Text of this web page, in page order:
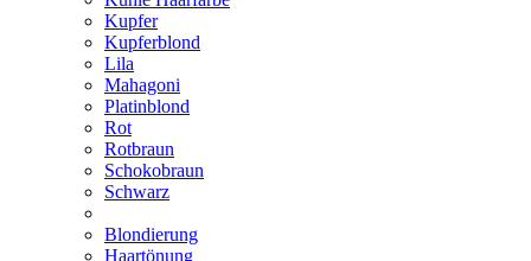
Kupfer
Kupferblond
Lila
Mahagoni
Platinblond
Rot
Rotbraun
Schokobraun
Schwarz
Blondierung
Haartönung